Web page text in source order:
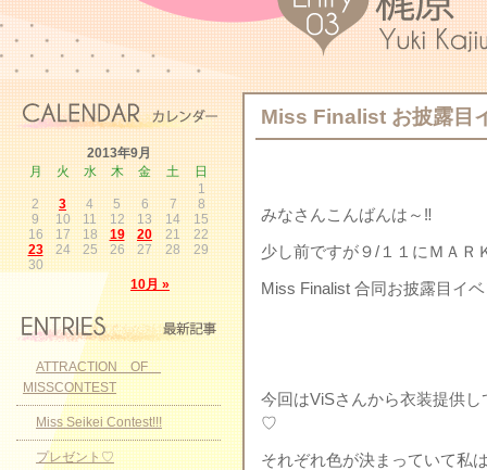
Miss Finalist お披露目
みなさんこんばんは～‼
少し前ですが９/１１にＭＡＲ
Miss Finalist 合同お披露目イ
今回はViSさんから衣装提供
♡
それぞれ色が決まっていて私
2013年9月
月
火 水 木 金 土 日
10月 »
1
2
3 4 5 6 7
8
9
10 11 12 13 14
15
16
17 18 19 20 21
22
23
24 25 26 27 28
29
30
ATTRACTION OF
MISSCONTEST
Miss Seikei Contest!!!
プレゼント♡